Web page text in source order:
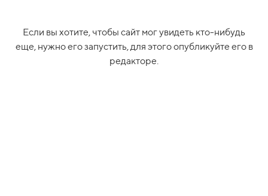
Если вы хотите, чтобы сайт мог увидеть кто-нибудь
еще, нужно его запустить, для этого опубликуйте его в
редакторе.